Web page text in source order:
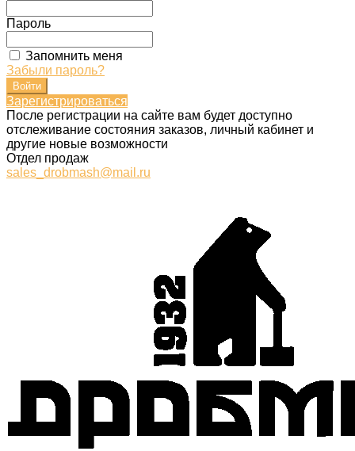
Пароль
Запомнить меня
Забыли пароль?
Зарегистрироваться
После регистрации на сайте вам будет доступно
отслеживание состояния заказов, личный кабинет и
другие новые возможности
Отдел продаж
sales_drobmash@mail.ru